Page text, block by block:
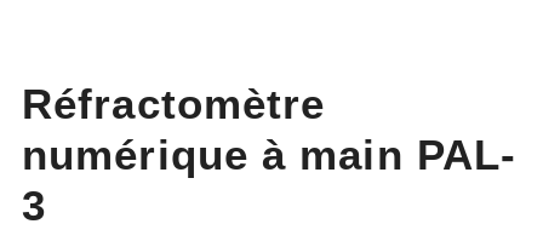
Réfractomètre
numérique à main PAL-
3